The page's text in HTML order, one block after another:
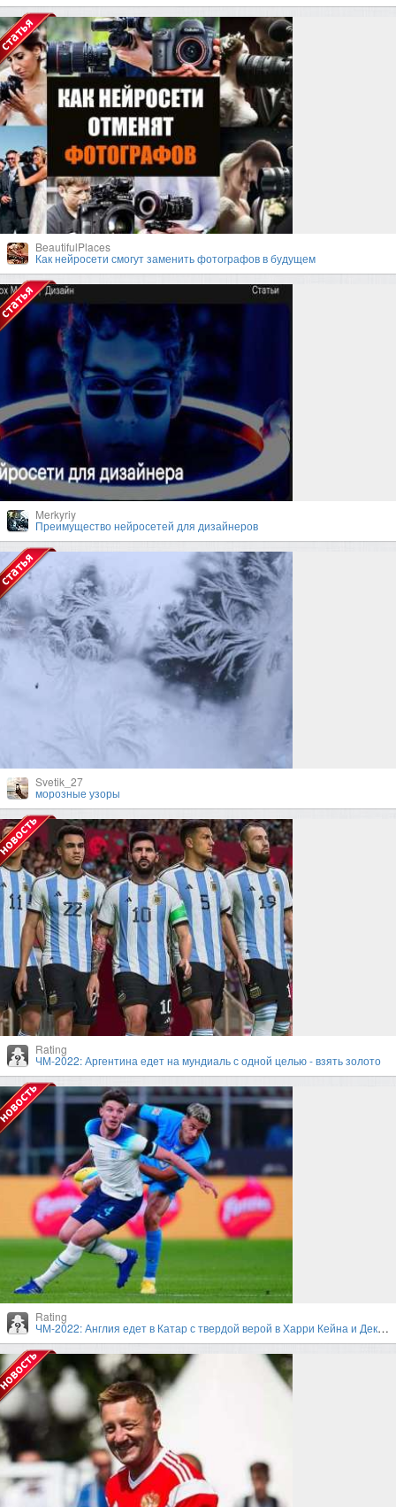
BeautifulPlaces
Как нейросети смогут заменить фотографов в будущем
Merkyriy
Преимущество нейросетей для дизайнеров
Svetik_27
морозные узоры
Rating
ЧМ-2022: Аргентина едет на мундиаль с одной целью - взять золото
Rating
ЧМ-2022: Англия едет в Катар с твердой верой в Харри Кейна и Деклана Райса